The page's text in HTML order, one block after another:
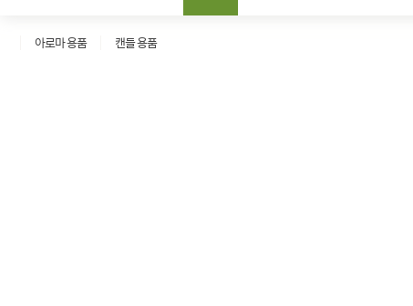
아로마 용품 캔들 용품